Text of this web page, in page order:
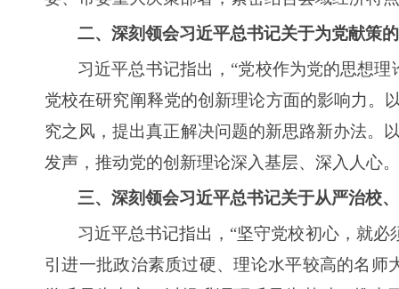
二、深刻领会习近平总书记关于为党献策
习近平总书记指出，“党校作为党的思想
党校在研究阐释党的创新理论方面的影响力。
究之风，提出真正解决问题的新思路新办法。
发声，推动党的创新理论深入基层、深入人心。
三、深刻领会习近平总书记关于从严治校
习近平总书记指出，“坚守党校初心，就
引进一批政治素质过硬、理论水平较高的名